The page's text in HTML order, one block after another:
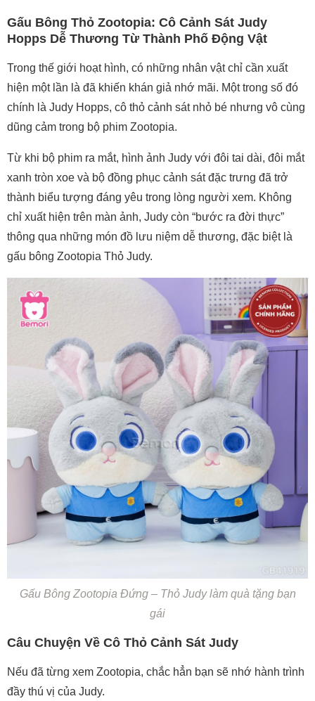
Gấu Bông Thỏ Zootopia: Cô Cảnh Sát Judy
Hopps Dễ Thương Từ Thành Phố Động Vật
Trong thế giới hoạt hình, có những nhân vật chỉ cần xuất
hiện một lần là đã khiến khán giả nhớ mãi. Một trong số đó
chính là Judy Hopps, cô thỏ cảnh sát nhỏ bé nhưng vô cùng
dũng cảm trong bộ phim Zootopia.
Từ khi bộ phim ra mắt, hình ảnh Judy với đôi tai dài, đôi mắt
xanh tròn xoe và bộ đồng phục cảnh sát đặc trưng đã trở
thành biểu tượng đáng yêu trong lòng người xem. Không
chỉ xuất hiện trên màn ảnh, Judy còn “bước ra đời thực”
thông qua những món đồ lưu niệm dễ thương, đặc biệt là
gấu bông Zootopia Thỏ Judy.
Gấu Bông Zootopia Đứng – Thỏ Judy làm quà tặng bạn
gái
Câu Chuyện Về Cô Thỏ Cảnh Sát Judy
Nếu đã từng xem Zootopia, chắc hẳn bạn sẽ nhớ hành trình
đầy thú vị của Judy.